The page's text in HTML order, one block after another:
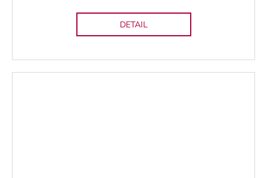
DETAIL